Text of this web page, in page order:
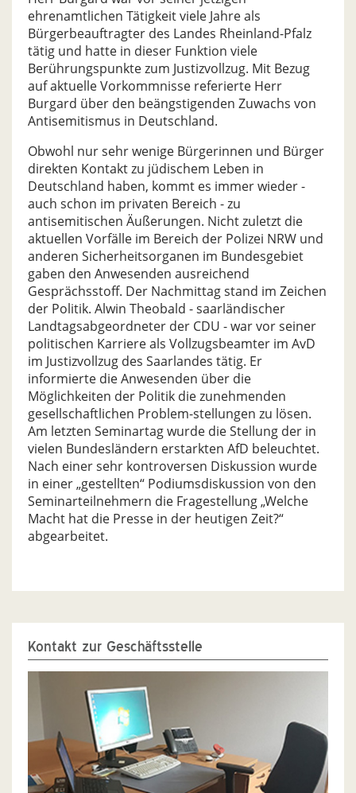
ehrenamtlichen Tätigkeit viele Jahre als
Bürgerbeauftragter des Landes Rheinland-Pfalz
tätig und hatte in dieser Funktion viele
Berührungspunkte zum Justizvollzug. Mit Bezug
auf aktuelle Vorkommnisse referierte Herr
Burgard über den beängstigenden Zuwachs von
Antisemitismus in Deutschland.
Obwohl nur sehr wenige Bürgerinnen und Bürger
direkten Kontakt zu jüdischem Leben in
Deutschland haben, kommt es immer wieder -
auch schon im privaten Bereich - zu
antisemitischen Äußerungen. Nicht zuletzt die
aktuellen Vorfälle im Bereich der Polizei NRW und
anderen Sicherheitsorganen im Bundesgebiet
gaben den Anwesenden ausreichend
Gesprächsstoff. Der Nachmittag stand im Zeichen
der Politik. Alwin Theobald - saarländischer
Landtagsabgeordneter der CDU - war vor seiner
politischen Karriere als Vollzugsbeamter im AvD
im Justizvollzug des Saarlandes tätig. Er
informierte die Anwesenden über die
Möglichkeiten der Politik die zunehmenden
gesellschaftlichen Problem-stellungen zu lösen.
Am letzten Seminartag wurde die Stellung der in
vielen Bundesländern erstarkten AfD beleuchtet.
Nach einer sehr kontroversen Diskussion wurde
in einer „gestellten“ Podiumsdiskussion von den
Seminarteilnehmern die Fragestellung „Welche
Macht hat die Presse in der heutigen Zeit?“
abgearbeitet.
Kontakt zur Geschäftsstelle